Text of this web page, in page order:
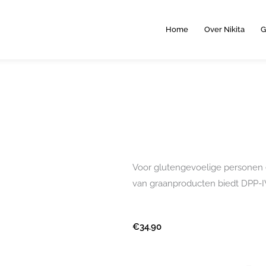
Home Over Nikita
Voor glutengevoelige
van graanproducten biedt
€34.90